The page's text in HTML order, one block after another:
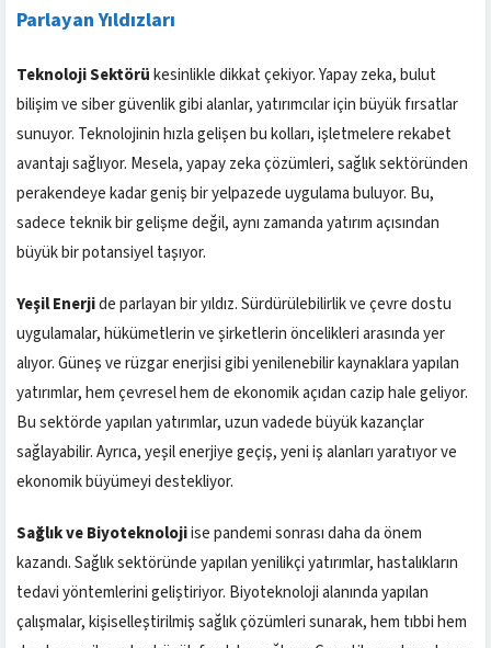
Parlayan Yıldızları
Teknoloji Sektörükesinlikle dikkat çekiyor. Yapay zeka, bulut
bilişim ve siber güvenlik gibi alanlar, yatırımcılar için büyük fırsatlar
sunuyor. Teknolojinin hızla gelişen bu kolları, işletmelere rekabet
avantajı sağlıyor. Mesela, yapay zeka çözümleri, sağlık sektöründen
perakendeye kadar geniş bir yelpazede uygulama buluyor. Bu,
sadece teknik bir gelişme değil, aynı zamanda yatırım açısından
büyük bir potansiyel taşıyor.
Yeşil Enerjide parlayan bir yıldız. Sürdürülebilirlik ve çevre dostu
uygulamalar, hükümetlerin ve şirketlerin öncelikleri arasında yer
alıyor. Güneş ve rüzgar enerjisi gibi yenilenebilir kaynaklara yapılan
yatırımlar, hem çevresel hem de ekonomik açıdan cazip hale geliyor.
Bu sektörde yapılan yatırımlar, uzun vadede büyük kazançlar
sağlayabilir. Ayrıca, yeşil enerjiye geçiş, yeni iş alanları yaratıyor ve
ekonomik büyümeyi destekliyor.
Sağlık ve Biyoteknolojiise pandemi sonrası daha da önem
kazandı. Sağlık sektöründe yapılan yenilikçi yatırımlar, hastalıkların
tedavi yöntemlerini geliştiriyor. Biyoteknoloji alanında yapılan
çalışmalar, kişiselleştirilmiş sağlık çözümleri sunarak, hem tıbbi hem